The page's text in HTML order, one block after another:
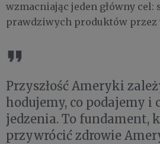
wzmacniając jeden główny cel:
prawdziwych produktów przez
Przyszłość Ameryki
hodujemy, co podajemy i
jedzenia. To fundament,
przywrócić zdrowie